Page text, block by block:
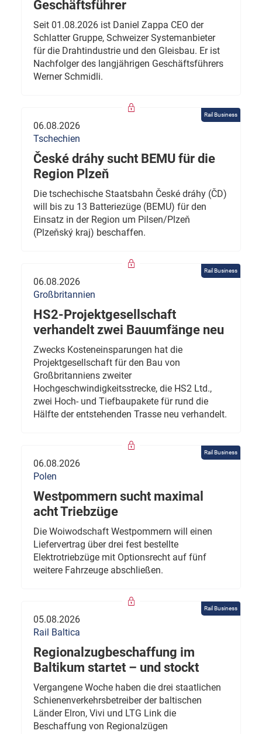
Geschäftsführer
Seit 01.08.2026 ist Daniel Zappa CEO der
Schlatter Gruppe, Schweizer Systemanbieter
für die Drahtindustrie und den Gleisbau. Er ist
Nachfolger des langjährigen Geschäftsführers
Werner Schmidli.
Rail Business
06.08.2026
Tschechien
České dráhy sucht BEMU für die
Region Plzeň
Die tschechische Staatsbahn České dráhy (ČD)
will bis zu 13 Batteriezüge (BEMU) für den
Einsatz in der Region um Pilsen/Plzeň
(Plzeňský kraj) beschaffen.
Rail Business
06.08.2026
Großbritannien
HS2-Projektgesellschaft
verhandelt zwei Bauumfänge neu
Zwecks Kosteneinsparungen hat die
Projektgesellschaft für den Bau von
Großbritanniens zweiter
Hochgeschwindigkeitsstrecke, die HS2 Ltd.,
zwei Hoch- und Tiefbaupakete für rund die
Hälfte der entstehenden Trasse neu verhandelt.
Rail Business
06.08.2026
Polen
Westpommern sucht maximal
acht Triebzüge
Die Woiwodschaft Westpommern will einen
Liefervertrag über drei fest bestellte
Elektrotriebzüge mit Optionsrecht auf fünf
weitere Fahrzeuge abschließen.
Rail Business
05.08.2026
Rail Baltica
Regionalzugbeschaffung im
Baltikum startet – und stockt
Vergangene Woche haben die drei staatlichen
Schienenverkehrsbetreiber der baltischen
Länder Elron, Vivi und LTG Link die
Beschaffung von Regionalzügen